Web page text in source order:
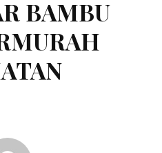
BAMBU